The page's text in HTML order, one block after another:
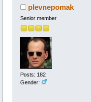
plevnepomak
Senior member
Posts: 182
Gender: